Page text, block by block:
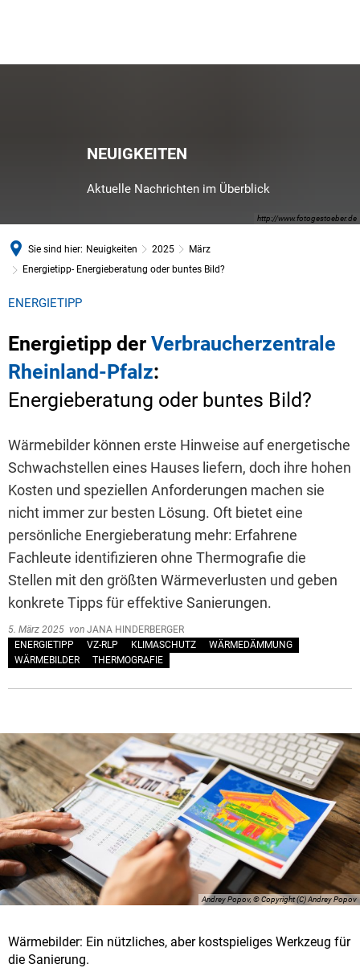
http://www.fotogestoeber.de
NEUIGKEITEN
Aktuelle Nachrichten im Überblick
Sie sind hier: Neuigkeiten 2025
März
Energietipp- Energieberatung oder buntes Bild?
ENERGIETIPP
Energietipp der Verbraucherzentrale
Rheinland-Pfalz:
Energieberatung oder buntes Bild?
Wärmebilder können erste Hinweise auf energetische
Schwachstellen eines Hauses liefern, doch ihre hohen
Kosten und speziellen Anforderungen machen sie
nicht immer zur besten Lösung. Oft bietet eine
persönliche Energieberatung mehr: Erfahrene
Fachleute identifizieren ohne Thermografie die
Stellen mit den größten Wärmeverlusten und geben
konkrete Tipps für effektive Sanierungen.
5. März 2025 von JANA HINDERBERGER
ENERGIETIPP
VZ-RLP KLIMASCHUTZ
WÄRMEDÄMMUNG
WÄRMEBILDER
THERMOGRAFIE
Andrey Popov, © Copyright (C) Andrey Popov
Wärmebilder: Ein nützliches, aber kostspieliges Werkzeug für
die Sanierung.